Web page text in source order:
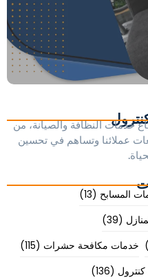
خدمات النظافة والصيانة، من
عملائنا وتساهم في تحسين
المسابح (13)
(39)
خدمات مكافحة حشرات (115)
(136)